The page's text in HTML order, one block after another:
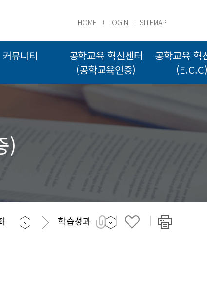
HOME LOGIN SITEMAP
커뮤니티
공학교육 혁신센터
(공학교육인증)
공학교육 혁
(E.C.C)
)
학습성과